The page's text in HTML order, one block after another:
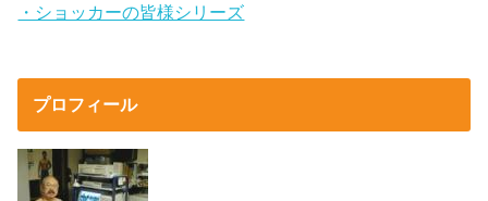
・ショッカーの皆様シリーズ
プロフィール